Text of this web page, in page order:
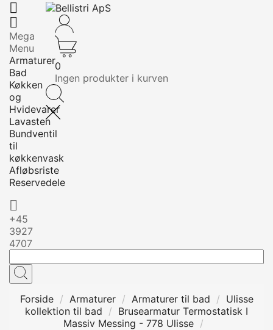


Mega
Menu
Armaturer
Bad
Køkken
og
Hvidevarer
Lavasten
Bundventil
til
køkkenvask
Afløbsriste
Reservedele

+45
3927
4707
0
Ingen produkter i kurven
Forside Armaturer Armaturer til bad
Ulisse
kollektion til bad
Brusearmatur Termostatisk I
Massiv Messing - 778 Ulisse